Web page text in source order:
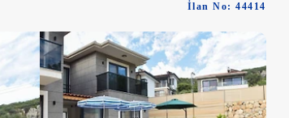
İlan No: 44414